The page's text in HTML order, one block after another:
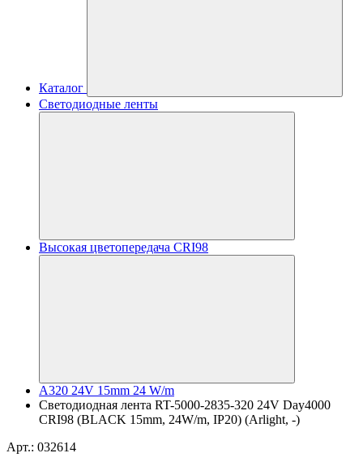
Каталог
Светодиодные ленты
Высокая цветопередача CRI98
A320 24V 15mm 24 W/m
Светодиодная лента RT-5000-2835-320 24V Day4000
CRI98 (BLACK 15mm, 24W/m, IP20) (Arlight, -)
Арт.: 032614